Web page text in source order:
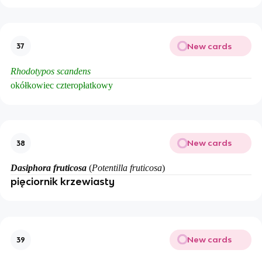
37 New cards
Rhodotypos scandens
okółkowiec czteropłatkowy
38 New cards
Dasiphora fruticosa(Potentilla fruticosa)
pięciornik krzewiasty
39 New cards